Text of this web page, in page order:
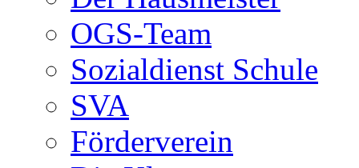
OGS-Team
Sozialdienst Schule
SVA
Förderverein